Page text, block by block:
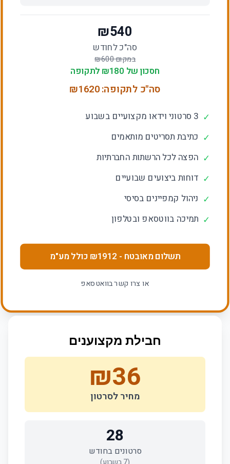
₪540
סה"כ לחודש
במקום ₪600
חסכון של ₪ 180 לתקופה
סה"כ לתקופה: ₪1620
✓ 3 סרטוני וידאו מקצועיים בשבוע
✓ כתיבת תסריטים מותאמים
✓ הפצה לכל הרשתות החברתיות
✓ דוחות ביצועים שבועיים
✓ ניהול קמפיינים בסיסי
✓ תמיכה בווטסאפ ובטלפון
תשלום מאובטח - ₪
1912 כולל מע"מ
או צרו קשר בוואטסאפ
חבילת מקצוענים
₪36
מחיר לסרטון
28
סרטונים בחודש